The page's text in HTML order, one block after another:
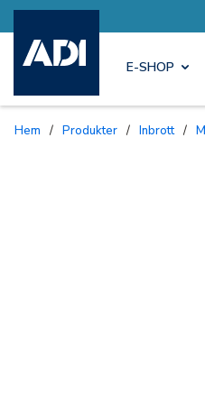
E-SHOP
Hem / Produkter / Inbrott /